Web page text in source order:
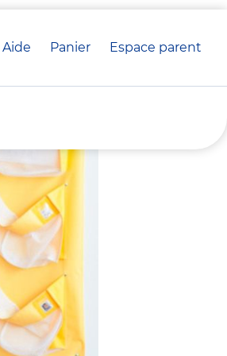
Aide Panier crèche(s)
Espace parent